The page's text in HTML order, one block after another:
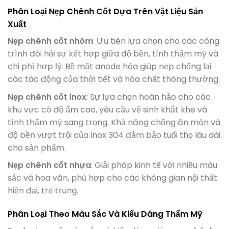
Phân Loại Nẹp Chênh Cốt Dựa Trên Vật Liệu Sản
Xuất
Nẹp chênh cốt nhôm: Ưu tiên lựa chọn cho các công
trình đòi hỏi sự kết hợp giữa độ bền, tính thẩm mỹ và
chi phí hợp lý. Bề mặt anode hóa giúp nẹp chống lại
các tác động của thời tiết và hóa chất thông thường.
Nẹp chênh cốt inox: Sự lựa chọn hoàn hảo cho các
khu vực có độ ẩm cao, yêu cầu vệ sinh khắt khe và
tính thẩm mỹ sang trọng. Khả năng chống ăn mòn và
độ bền vượt trội của inox 304 đảm bảo tuổi thọ lâu dài
cho sản phẩm.
Nẹp chênh cốt nhựa: Giải pháp kinh tế với nhiều màu
sắc và hoa văn, phù hợp cho các không gian nội thất
hiện đại, trẻ trung.
Phân Loại Theo Màu Sắc Và Kiểu Dáng Thẩm Mỹ